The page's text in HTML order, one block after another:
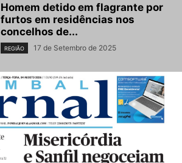
Homem detido em flagrante por
furtos em residências nos
concelhos de...
REGIÃO 17 de Setembro de 2025